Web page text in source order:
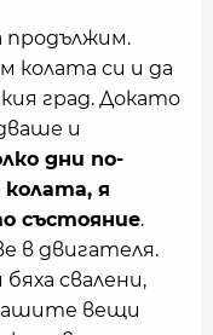
продължим.
колата си и да
град. Докато
и
дни по-
колата, я
състояние.
в двигателя.
свалени,
вещи